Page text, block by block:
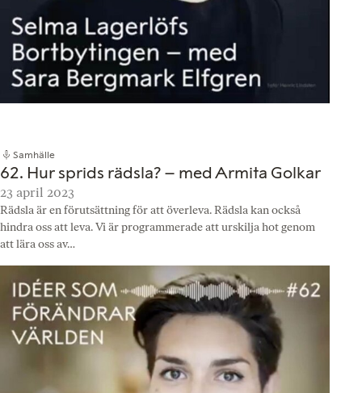
Samhälle
62. Hur sprids rädsla? – med Armita Golkar
23 april 2023
Rädsla är en förutsättning för att överleva. Rädsla kan också
hindra oss att leva. Vi är programmerade att urskilja hot genom
att lära oss av…